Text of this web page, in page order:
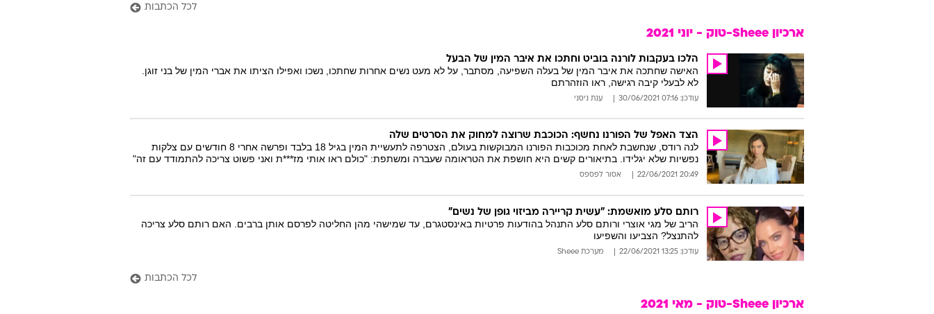
לכל הכתבות
ארכיון Sheee-טוק - יוני 2021
הלכו בעקבות לורנה בוביט וחתכו את איבר המין של הבעל
האישה שחתכה את איבר המין של בעלה השפיעה, מסתבר, על לא מעט נשים אחרות שחתכו, נשכו ואפילו הציתו את אברי המין של בני זוגן.
לא לבעלי קיבה רגישה, ראו הוזהרתם
עודכן: 07:16 30/06/2021 ענת ניסני
הצד האפל של הפורנו נחשף: הכוכבת שרוצה למחוק את הסרטים שלה
לנה רודס, שנחשבת לאחת מכוכבות הפורנו המבוקשות בעולם, הצטרפה לתעשיית המין בגיל 18 בלבד ופרשה אחרי 8 חודשים עם צלקות
נפשיות שלא יגלידו. בתיאורים קשים היא חושפת את הטראומה שעברה ומשתפת: "כולם ראו אותי מז***ת ואני פשוט צריכה להתמודד עם זה"
20:49 22/06/2021 אסור לפספס
רותם סלע מואשמת: "עשית קריירה מביזוי גופן של נשים"
הריב של מגי אוצרי ורותם סלע התנהל בהודעות פרטיות באינסטגרם, עד שמישהי מהן החליטה לפרסם אותן ברבים. האם רותם סלע צריכה
להתנצל? הצביעו והשפיעו
עודכן: 13:25 22/06/2021 מערכת Sheee
לכל הכתבות
ארכיון Sheee-טוק - מאי 2021